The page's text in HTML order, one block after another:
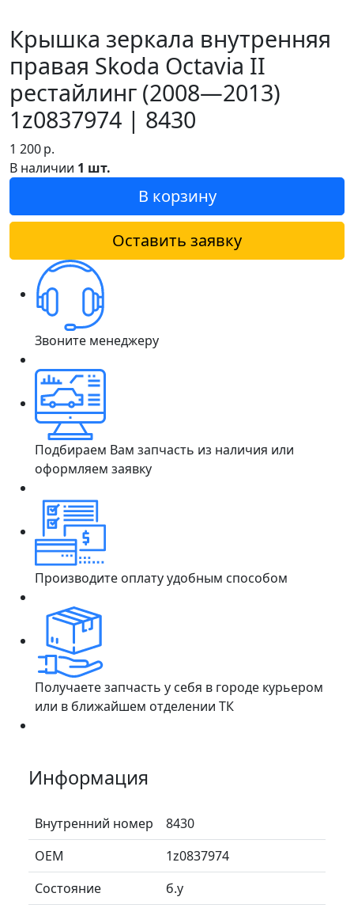
Крышка зеркала внутренняя
правая Skoda Octavia II
рестайлинг (2008—2013)
1z0837974 | 8430
1 200р.
В наличии 1 шт.
В корзину
Оставить заявку
Звоните менеджеру
Подбираем Вам запчасть из наличия или
оформляем заявку
Производите оплату удобным способом
Получаете запчасть у себя в городе курьером
или в ближайшем отделении ТК
Информация
Внутренний номер
8430
ОЕМ
1z0837974
Состояние
б.у